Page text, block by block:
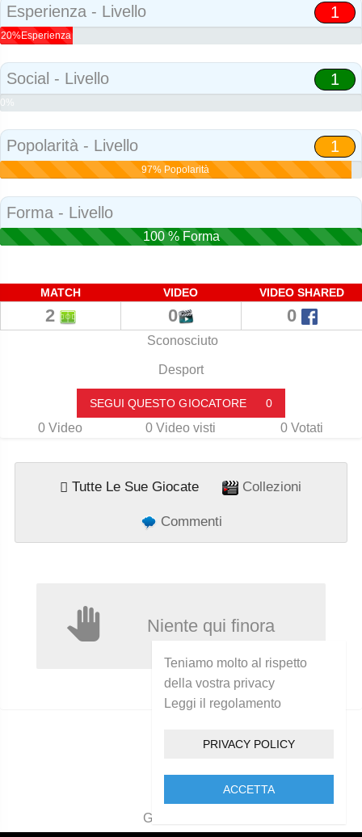
Esperienza - Livello 1
20%Esperienza
Social - Livello 1
0%
Popolarità - Livello 1
97% Popolarità
Forma - Livello
100 % Forma
MATCH VIDEO VIDEO SHARED
2 0 0
Sconosciuto
Desport
SEGUI QUESTO GIOCATORE 0
0 Video 0 Video visti 0 Votati
Tutte Le Sue Giocate Collezioni
Commenti
Niente qui finora
Teniamo molto al rispetto
della vostra privacy
Leggi il regolamento
PRIVACY POLICY
ACCETTA
Golcam 2021